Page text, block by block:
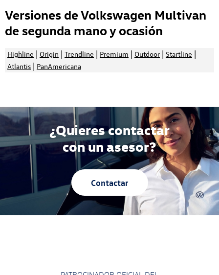
Versiones de Volkswagen Multivan
de segunda mano y ocasión
Highline | Origin | Trendline | Premium | Outdoor | Startline |
Atlantis | PanAmericana
¿Quieres contactar
con un asesor?
Contactar